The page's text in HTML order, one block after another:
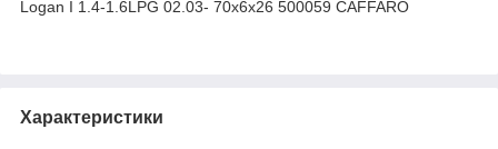
Logan I 1.4-1.6LPG 02.03- 70x6x26 500059 CAFFARO
Характеристики